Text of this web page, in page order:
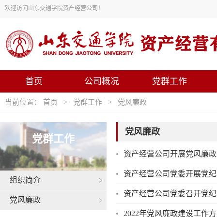
欢迎访问山东交通学院资产经营公司！
首页 公司概况 党群工作
当前位置： 首页 > 党群工作 > 党风廉政
党群工作
组织简介
党风廉政
党风廉政
资产经营公司开展党风廉
资产经营公司党委开展党
资产经营公司党委召开党
2022年党风廉政建设工作